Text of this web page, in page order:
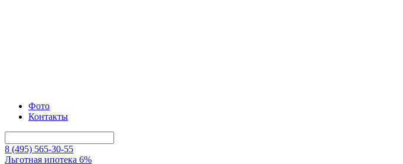
Фото
Контакты
8 (495) 565-30-55
Льготная ипотека 6%